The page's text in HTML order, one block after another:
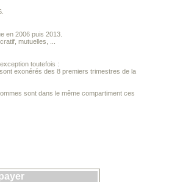
en 2006 puis 2013.
mutuelles, ...
toutefois :
exonérés des 8 premiers trimestres de la
sont dans le même compartiment ces